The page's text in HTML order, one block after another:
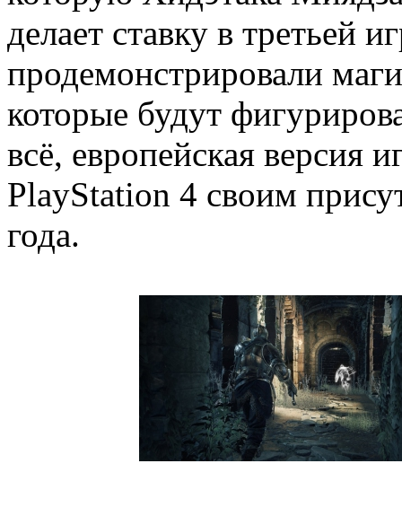
делает ставку в третьей
продемонстрировали
которые будут
всё, европейская версия
PlayStation 4 своим
года.